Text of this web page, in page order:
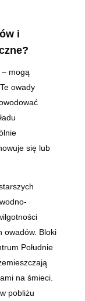
i
mogą
owady
się lub
owadów. Bloki
Południe
na śmieci.
pobliżu